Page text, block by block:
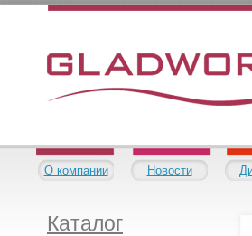
О компании Новости
Каталог